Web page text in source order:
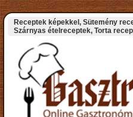
Receptek képekkel, Sütemény
Szárnyas ételreceptek, Torta